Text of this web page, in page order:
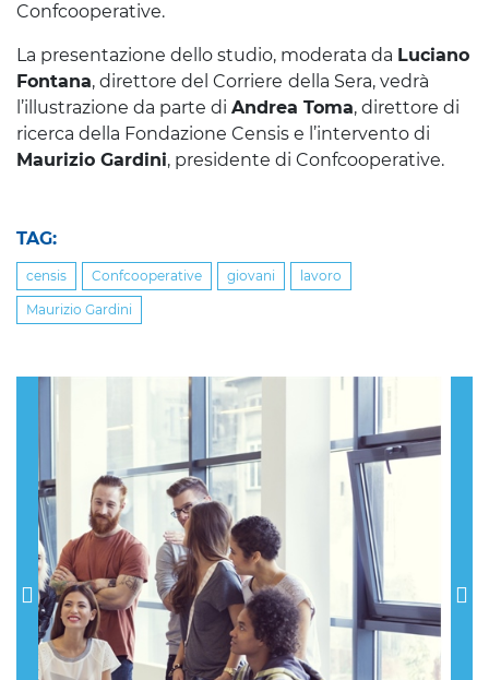
Confcooperative.
La presentazione dello studio, moderata da Luciano
Fontana, direttore del Corriere della Sera, vedrà
l’illustrazione da parte di Andrea Toma, direttore di
ricerca della Fondazione Censis e l’intervento di
Maurizio Gardini, presidente di Confcooperative.
TAG:
censis Confcooperative giovani lavoro
Maurizio Gardini